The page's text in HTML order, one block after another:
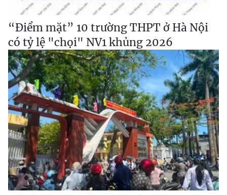
“Điểm mặt” 10 trường THPT ở Hà Nội
có tỷ lệ "chọi" NV1 khủng 2026